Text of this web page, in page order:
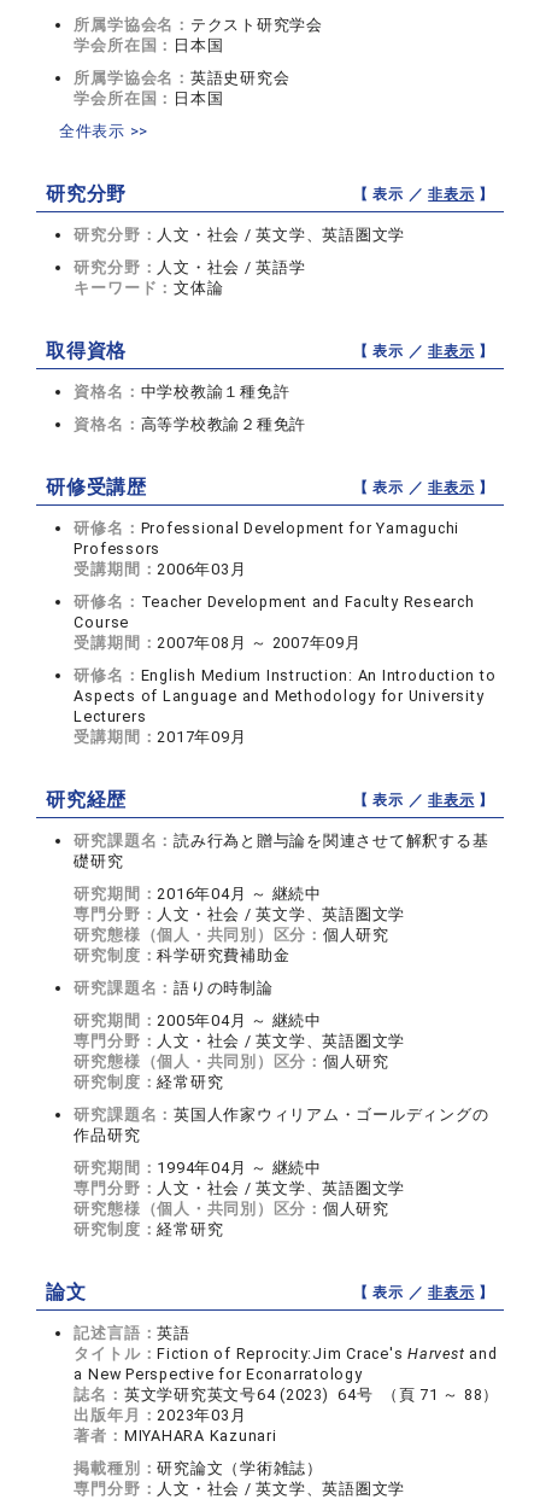
所属学協会名： テクスト研究学会
学会所在国： 日本国
所属学協会名： 英語史研究会
学会所在国： 日本国
全件表示 >>
研究分野 【 表示 ／非表示 】
研究分野： 人文・社会 / 英文学、英語圏文学
研究分野： 人文・社会 / 英語学
キーワード：文体論
取得資格 【 表示 ／非表示 】
資格名： 中学校教諭１種免許
資格名： 高等学校教諭２種免許
研修受講歴 【 表示 ／非表示 】
研修名： Professional Development for Yamaguchi
Professors
受講期間：2006年03月
研修名： Teacher Development and Faculty Research
Course
受講期間：2007年08月 ～ 2007年09月
研修名： English Medium Instruction: An Introduction to
Aspects of Language and Methodology for University
Lecturers
受講期間：2017年09月
研究経歴 【 表示 ／非表示 】
研究課題名：読み行為と贈与論を関連させて解釈する基
礎研究
研究期間：2016年04月 ～ 継続中
専門分野： 人文・社会 / 英文学、英語圏文学
研究態様（個人・共同別）区分： 個人研究
研究制度：科学研究費補助金
研究課題名：語りの時制論
研究期間：2005年04月 ～ 継続中
専門分野： 人文・社会 / 英文学、英語圏文学
研究態様（個人・共同別）区分： 個人研究
研究制度：経常研究
研究課題名：英国人作家ウィリアム・ゴールディングの
作品研究
研究期間： 1994年04月 ～ 継続中
専門分野： 人文・社会 / 英文学、英語圏文学
研究態様（個人・共同別）区分： 個人研究
研究制度：経常研究
論文 【 表示 ／非表示 】
記述言語：英語
タイトル：Fiction of Reprocity:Jim Crace'sHarvest and
a New Perspective for Econarratology
誌名： 英文学研究英文号64 (2023) 64号 （頁 71 ～ 88）
出版年月：2023年03月
著者： MIYAHARA Kazunari
掲載種別：研究論文（学術雑誌）
専門分野： 人文・社会 / 英文学、英語圏文学